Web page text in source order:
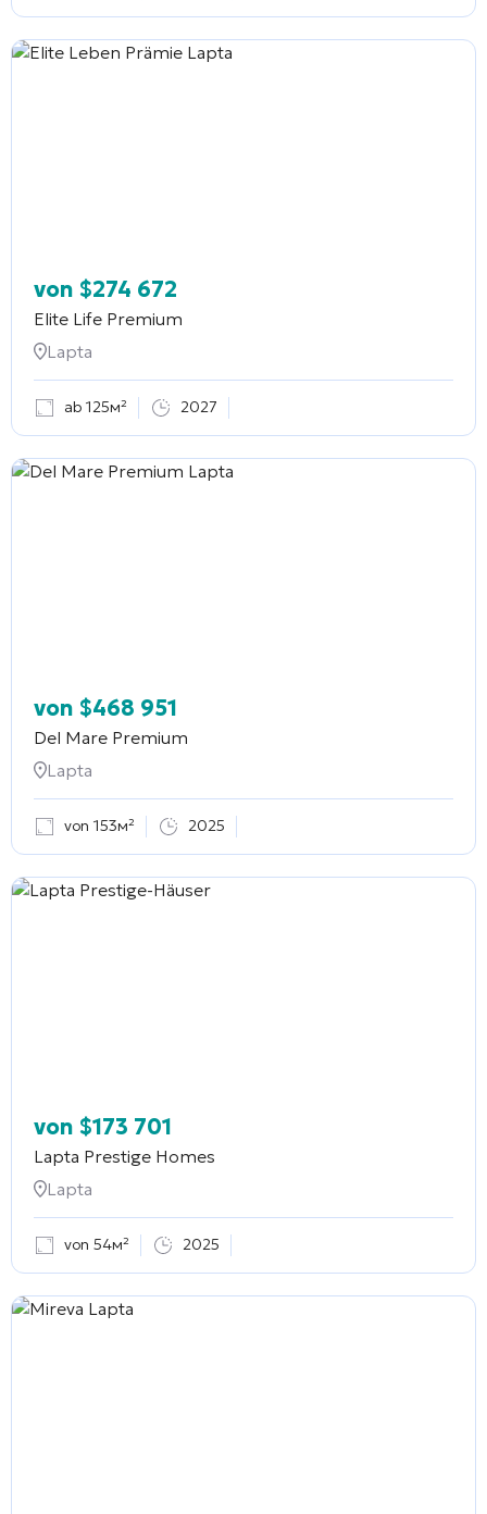
von $274 672
Elite Life Premium
Lapta
ab 125м² 2027
von $468 951
Del Mare Premium
Lapta
von 153м² 2025
von $173 701
Lapta Prestige Homes
Lapta
von 54м² 2025